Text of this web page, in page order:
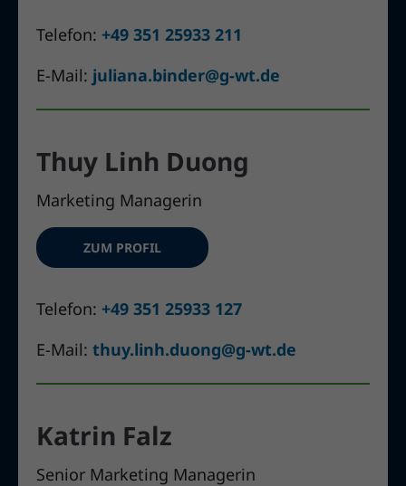
Telefon: +49 351 25933 211
E-Mail: juliana.binder@g-wt.de
Thuy Linh Duong
Marketing Managerin
ZUM PROFIL
Telefon: +49 351 25933 127
E-Mail:thuy.linh.duong@g-wt.de
Katrin Falz
Senior Marketing Managerin